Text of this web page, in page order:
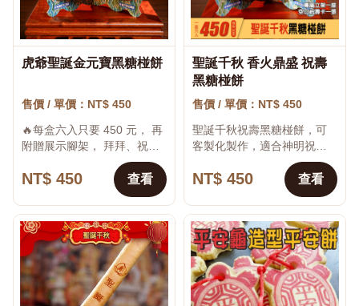
♡
虎爺聖誕金元寶黑糖椪餅
售價 / 單價：NT$ 450
🔥每盒六入只要 450 元， 再
附贈展示腳架， 拜拜、祝
壽、供桌擺放都更體面。 台
南百年名產黑糖椪餅， 2024
NT$ 450 查看
♡
聖誕千秋 香火鼎盛 祝壽
黑糖椪餅
售價 / 單價：NT$ 450
聖誕千秋祝壽黑糖椪餅，可
客製化製作，適合神明祝
壽、宮廟祝壽、平安祈福與
活動結緣使用。 本商品以特
色造型、主題圖案與祝福文
字製作，適合生日、節...
NT$ 450 查看